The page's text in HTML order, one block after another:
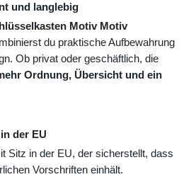
und langlebig
Motiv Motiv
du praktische Aufbewahrung
Ob privat oder geschäftlich, die
Ordnung, Übersicht und ein
der EU
Sitz in der EU, der sicherstellt, dass
Vorschriften einhält.